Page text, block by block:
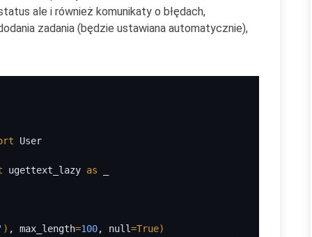
ale i również komunikaty o błędach,
zadania (będzie ustawiana automatycznie),
User
ugettext_lazy as
) , max_length=100, null=True)